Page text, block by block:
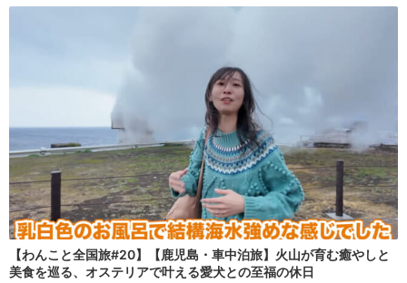
【わんこと全国旅#20】【鹿児島・車中泊旅】火山が育む癒やしと
美食を巡る、オステリアで叶える愛犬との至福の休日